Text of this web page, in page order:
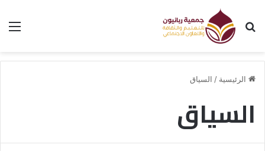
بحث عن
الرئيسية / السياق
السياق